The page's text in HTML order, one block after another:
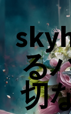
content
る
切